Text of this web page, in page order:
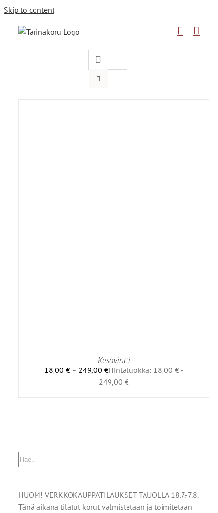
Skip to content
Kesävintti
18,00 € – 249,00 €Hintaluokka: 18,00 € -
249,00 €
HUOM! VERKKOKAUPPATILAUKSET TAUOLLA 18.7.-7.8.
Tänä aikana tilatut korut valmistetaan ja toimitetaan